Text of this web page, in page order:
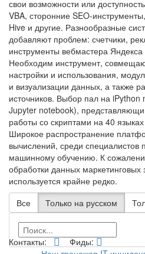
свои возможности или
VBA, сторонние SEO-
Hive и другие. Разнообразные
добавляют проблем: счетчики,
инструменты вебмастера
Необходим инструмент,
настройки и использования,
и визуализации данных, а также
источников. Выбор пал на
Jupyter notebook),
работы со скриптами на 40
Широкое распространение
вычислений, среди специалистов
машинному обучению. К
обработки данных
используется крайне редко.
Все
Только на русском
Контакты:
Фиды: